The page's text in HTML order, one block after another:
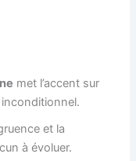
met l’accent sur
inconditionnel.
et la
à évoluer.